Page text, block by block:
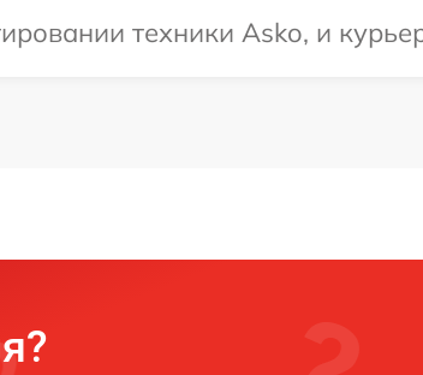
техники Asko, и